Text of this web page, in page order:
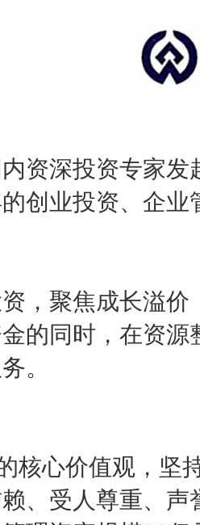
资深投资专家
创业投资、企
，聚焦成长溢
的同时，在资
。
核心价值观，坚
、受人尊重、